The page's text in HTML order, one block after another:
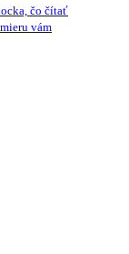
čo čítať
vám